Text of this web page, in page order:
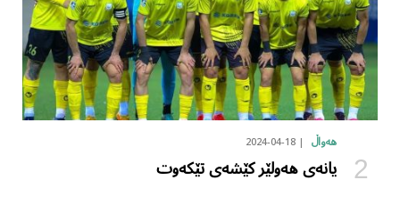
هەواڵ 2024-04-18
یانەی هەولێر کێشەی تێکەوت